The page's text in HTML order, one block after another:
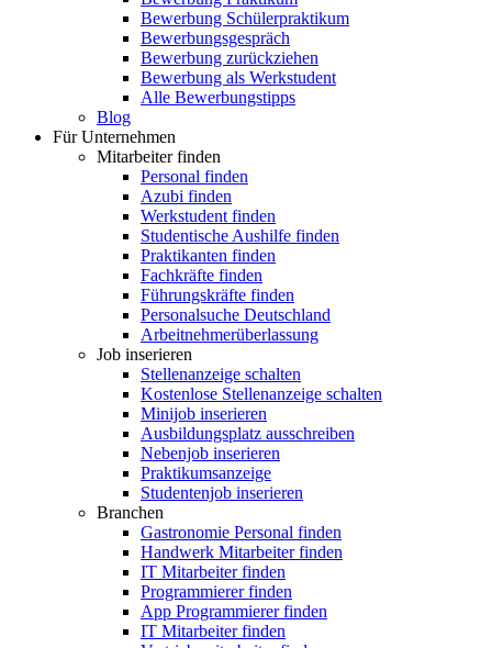
Bewerbung Schülerpraktikum
Bewerbungsgespräch
Bewerbung zurückziehen
Bewerbung als Werkstudent
Alle Bewerbungstipps
Blog
Für Unternehmen
Mitarbeiter finden
Personal finden
Azubi finden
Werkstudent finden
Studentische Aushilfe finden
Praktikanten finden
Fachkräfte finden
Führungskräfte finden
Personalsuche Deutschland
Arbeitnehmerüberlassung
Job inserieren
Stellenanzeige schalten
Kostenlose Stellenanzeige schalten
Minijob inserieren
Ausbildungsplatz ausschreiben
Nebenjob inserieren
Praktikumsanzeige
Studentenjob inserieren
Branchen
Gastronomie Personal finden
Handwerk Mitarbeiter finden
IT Mitarbeiter finden
Programmierer finden
App Programmierer finden
IT Mitarbeiter finden